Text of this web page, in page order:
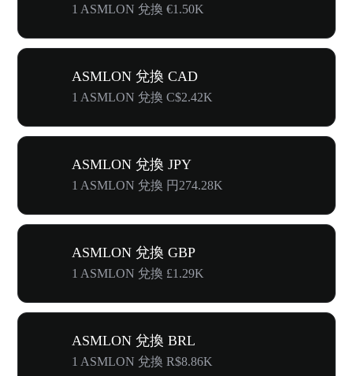
1 ASMLON 兌換 €1.50K
ASMLON 兌換 CAD
1 ASMLON 兌換 C$2.42K
ASMLON 兌換 JPY
1 ASMLON 兌換 円274.28K
ASMLON 兌換 GBP
1 ASMLON 兌換 £1.29K
ASMLON 兌換 BRL
1 ASMLON 兌換 R$8.86K